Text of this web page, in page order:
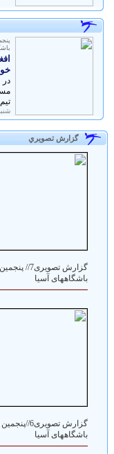
شنبه 25 بهمن
گزارش تصويري
گزارش
باشگاههای آسیا
گزارش
باشگاههای آسیا